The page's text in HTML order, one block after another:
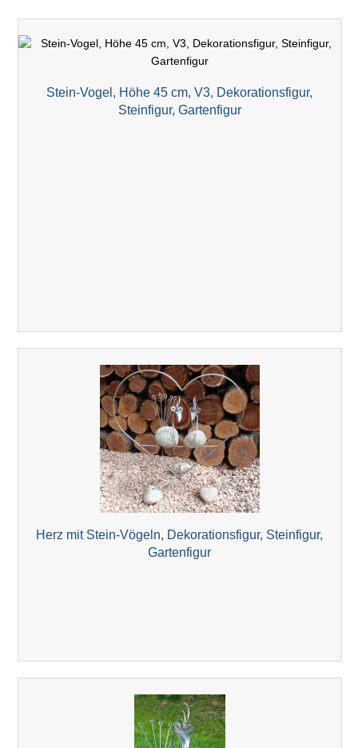
Stein-Vogel, Höhe 45 cm, V3, Dekorationsfigur,
Steinfigur, Gartenfigur
Herz mit Stein-Vögeln, Dekorationsfigur, Steinfigur,
Gartenfigur